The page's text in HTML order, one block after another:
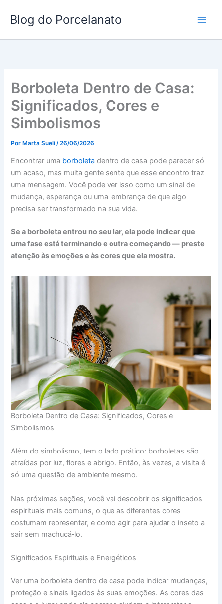
para
conteúdo
Blog do Porcelanato
Borboleta Dentro de Casa:
Significados, Cores e
Simbolismos
Por Marta Sueli/26/06/2026
Encontrar uma borboleta dentro de casa pode parecer só
um acaso, mas muita gente sente que esse encontro traz
uma mensagem. Você pode ver isso como um sinal de
mudança, esperança ou uma lembrança de que algo
precisa ser transformado na sua vida.
Se a borboleta entrou no seu lar, ela pode indicar que
uma fase está terminando e outra começando — preste
atenção às emoções e às cores que ela mostra.
Borboleta Dentro de Casa: Significados, Cores e
Simbolismos
Além do simbolismo, tem o lado prático: borboletas são
atraídas por luz, flores e abrigo. Então, às vezes, a visita é
só uma questão de ambiente mesmo.
Nas próximas seções, você vai descobrir os significados
espirituais mais comuns, o que as diferentes cores
costumam representar, e como agir para ajudar o inseto a
sair sem machucá‑lo.
Significados Espirituais e Energéticos
Ver uma borboleta dentro de casa pode indicar mudanças,
proteção e sinais ligados às suas emoções. As cores das